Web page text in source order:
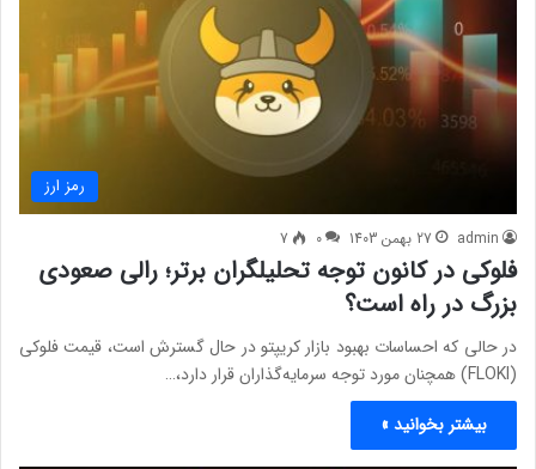
رمز ارز
admin 27 بهمن 1403 0
7
فلوکی در کانون توجه تحلیلگران برتر؛ رالی صعودی
بزرگ در راه است؟
در حالی که احساسات بهبود بازار کریپتو در حال گسترش است، قیمت فلوکی
(FLOKI) همچنان مورد توجه سرمایه‌گذاران قرار دارد،…
بیشتر بخوانید »